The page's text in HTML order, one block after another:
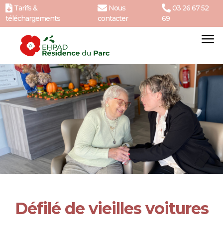
Tarifs &
téléchargements
Nous
contacter
03 26 67 52
69
Défilé de vieilles voitures